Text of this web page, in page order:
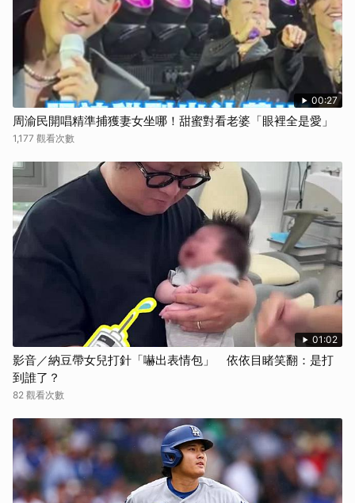
00:27
周渝民開唱精準捕獲妻女坐哪！甜蜜對看老婆「眼裡全是愛」
1,177 觀看次數
01:02
影音／納豆帶女兒打針「嚇出表情包」 依依目睹笑翻：是打
到誰了？
82 觀看次數